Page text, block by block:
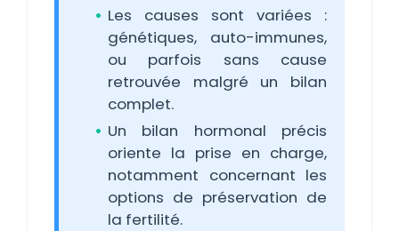
Les causes sont variées :
génétiques, auto-immunes,
ou parfois sans cause
retrouvée malgré un bilan
complet.
Un bilan hormonal précis
oriente la prise en charge,
notamment concernant les
options de préservation de
la fertilité.